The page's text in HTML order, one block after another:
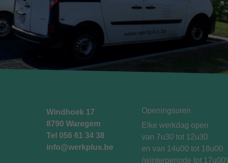
Windhoek 17
8790 Waregem
Tel 056 61 34 38
info@werkplus.be
Openingsuren
Elke werkdag open
van 7u30 tot 12u30
en van 14u00 tot 18u00
(winterperiode tot 17u00)